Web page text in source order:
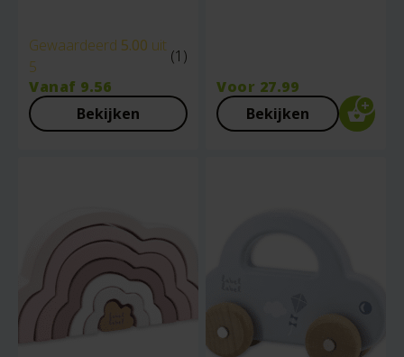
Gewaardeerd 5.00 uit
5
(1)
Vanaf 9.56
Bekijken
Voor 27.99
Bekijken